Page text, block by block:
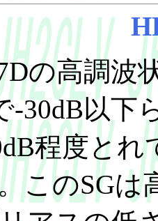
の高調波
-30dB以下
程度とれ
このSGは